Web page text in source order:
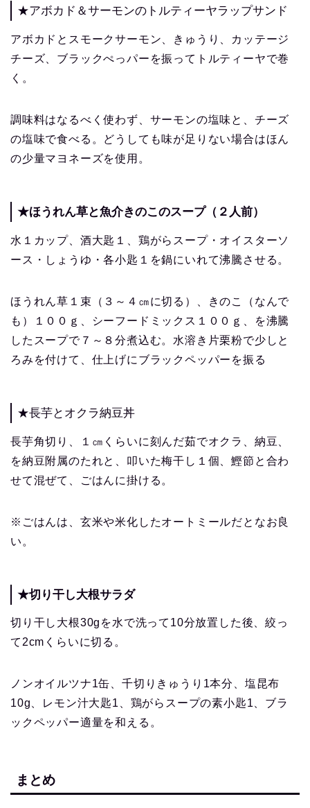
★アボカド＆サーモンのトルティーヤラップサンド
アボカドとスモークサーモン、きゅうり、カッテージ
チーズ、ブラックぺっパーを振ってトルティーヤで巻
く。
調味料はなるべく使わず、サーモンの塩味と、チーズ
の塩味で食べる。どうしても味が足りない場合はほん
の少量マヨネーズを使用。
★ほうれん草と魚介きのこのスープ（２人前）
水１カップ、酒大匙１、鶏がらスープ・オイスターソ
ース・しょうゆ・各小匙１を鍋にいれて沸騰させる。
ほうれん草１束（３～４㎝に切る）、きのこ（なんで
も）１００ｇ、シーフードミックス１００ｇ、を沸騰
したスープで７～８分煮込む。水溶き片栗粉で少しと
ろみを付けて、仕上げにブラックペッパーを振る
★長芋とオクラ納豆丼
長芋角切り、１㎝くらいに刻んだ茹でオクラ、納豆、
を納豆附属のたれと、叩いた梅干し１個、鰹節と合わ
せて混ぜて、ごはんに掛ける。
※ごはんは、玄米や米化したオートミールだとなお良
い。
★切り干し大根サラダ
切り干し大根30gを水で洗って10分放置した後、絞っ
て2cmくらいに切る。
ノンオイルツナ1缶、千切りきゅうり1本分、塩昆布
10g、レモン汁大匙1、鶏がらスープの素小匙1、ブラ
ックペッパー適量を和える。
まとめ